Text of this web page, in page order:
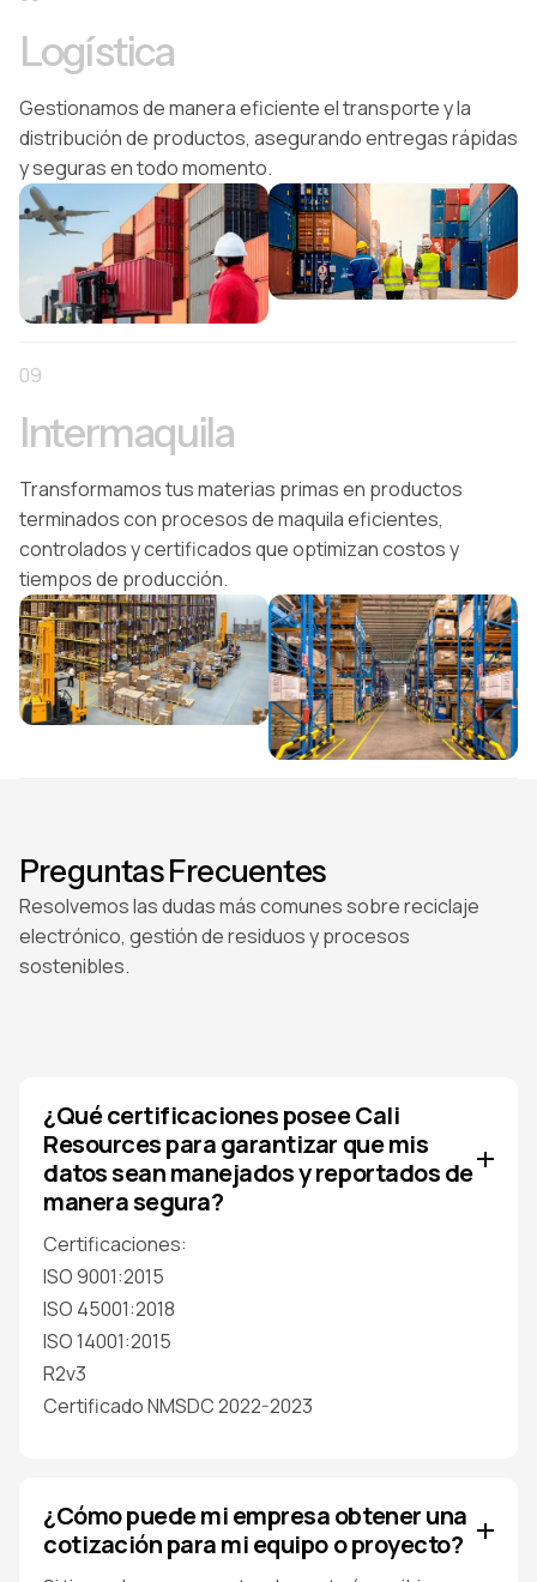
Logística
Gestionamos de manera eficiente el transporte y la
distribución de productos, asegurando entregas rápidas
y seguras en todo momento.
09
Intermaquila
Transformamos tus materias primas en productos
terminados con procesos de maquila eficientes,
controlados y certificados que optimizan costos y
tiempos de producción.
Preguntas Frecuentes
Resolvemos las dudas más comunes sobre reciclaje
electrónico, gestión de residuos y procesos
sostenibles.
¿Qué certificaciones posee Cali
Resources para garantizar que mis
datos sean manejados y reportados de
manera segura?
Certificaciones:
ISO 9001:2015
ISO 45001:2018
ISO 14001:2015
R2v3
Certificado NMSDC 2022-2023
¿Cómo puede mi empresa obtener una
cotización para mi equipo o proyecto?